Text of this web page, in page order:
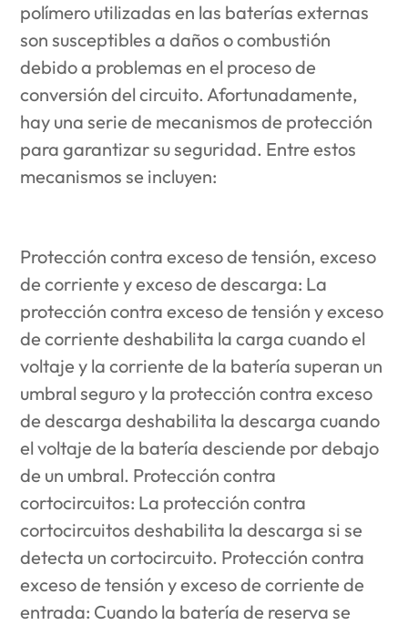
polímero utilizadas en las baterías externas
son susceptibles a daños o combustión
debido a problemas en el proceso de
conversión del circuito. Afortunadamente,
hay una serie de mecanismos de protección
para garantizar su seguridad. Entre estos
mecanismos se incluyen:
Protección contra exceso de tensión, exceso
de corriente y exceso de descarga: La
protección contra exceso de tensión y exceso
de corriente deshabilita la carga cuando el
voltaje y la corriente de la batería superan un
umbral seguro y la protección contra exceso
de descarga deshabilita la descarga cuando
el voltaje de la batería desciende por debajo
de un umbral. Protección contra
cortocircuitos: La protección contra
cortocircuitos deshabilita la descarga si se
detecta un cortocircuito. Protección contra
exceso de tensión y exceso de corriente de
entrada: Cuando la batería de reserva se